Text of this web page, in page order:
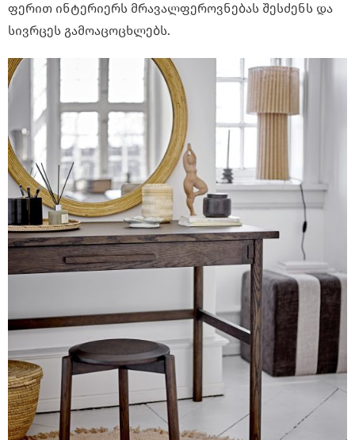
ფერით ინტერიერს მრავალფეროვნებას შესძენს და
სივრცეს გამოაცოცხლებს.